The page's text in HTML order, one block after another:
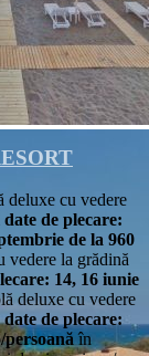
deluxe cu vedere
date de plecare:
de la 960
vedere la grădină
14, 16 iunie
deluxe cu vedere
date de plecare:
în